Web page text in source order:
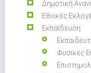
Δημοτική
Εθνικές
Εκπαίδευση
Φυσικές